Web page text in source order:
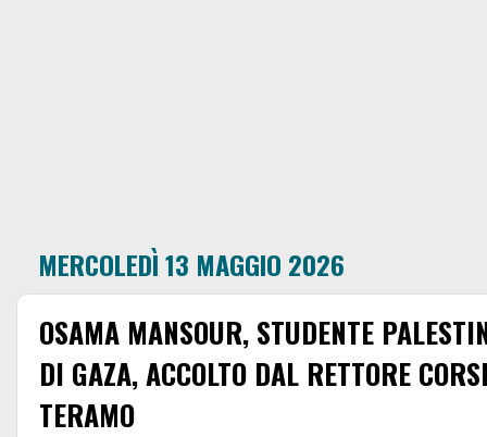
MERCOLEDÌ 13 MAGGIO 2026
OSAMA MANSOUR, STUDENTE
DI GAZA, ACCOLTO DAL RETTORE
TERAMO